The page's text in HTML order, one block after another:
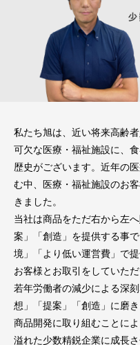
私たち旭は、近い将来高齢
可欠な医療・福祉施設に、
歴史がございます。近年の
む中、医療・福祉施設のお
きました。
当社は商品をただ右から左
案」「創造」を提供する事
境」「より低い運営費」で
お客様とお取引をしていただ
若年労働者の減少による深
想」「提案」「創造」に磨
商品開発に取り組むことに
溢れた少数精鋭企業に成長